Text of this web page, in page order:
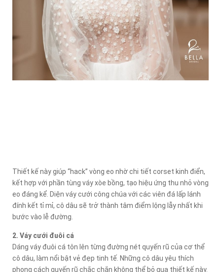
Thiết kế này giúp “hack” vòng eo nhờ chi tiết corset kinh điển,
kết hợp với phần tùng váy xòe bồng, tạo hiệu ứng thu nhỏ vòng
eo đáng kể. Diện váy cưới công chúa với các viên đá lấp lánh
đính kết tỉ mỉ, cô dâu sẽ trở thành tâm điểm lộng lẫy nhất khi
bước vào lễ đường.
2. Váy cưới đuôi cá
Dáng váy đuôi cá tôn lên từng đường nét quyến rũ của cơ thể
cô dâu, làm nổi bật vẻ đẹp tinh tế. Những cô dâu yêu thích
phong cách quyến rũ chắc chắn không thể bỏ qua thiết kế này.